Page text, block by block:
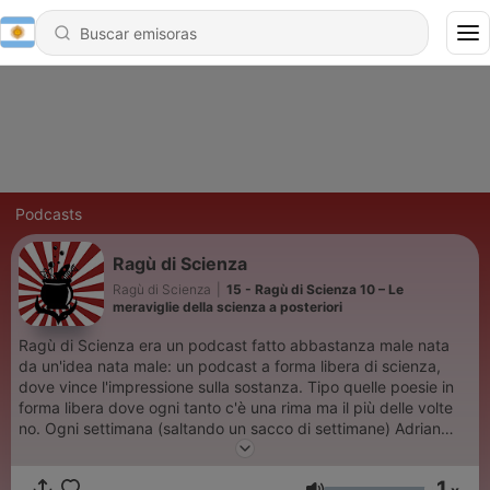
Podcasts
Ragù di Scienza
Ragù di Scienza
15 - Ragù di Scienza 10 – Le
meraviglie della scienza a posteriori
Ragù di Scienza era un podcast fatto abbastanza male nata
da un'idea nata male: un podcast a forma libera di scienza,
dove vince l'impressione sulla sostanza. Tipo quelle poesie in
forma libera dove ogni tanto c'è una rima ma il più delle volte
no. Ogni settimana (saltando un sacco di settimane) Adrian
“Link4Universe” Fartade, Alessandro “Prosopopea” Tavecchio e